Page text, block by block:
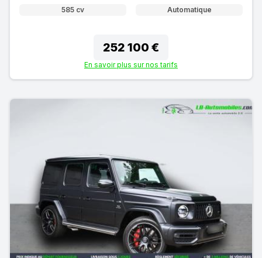
585 cv
Automatique
252 100 €
En savoir plus sur nos tarifs